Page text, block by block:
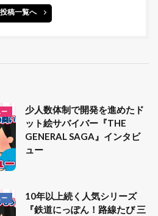
投稿一覧へ
ー
少人数体制で開発を進めたド
ット絵サバイバー『THE
GENERAL SAGA』インタビ
ュー
ー
10年以上続く人気シリーズ
『鉄道にっぽん！路線たび 三